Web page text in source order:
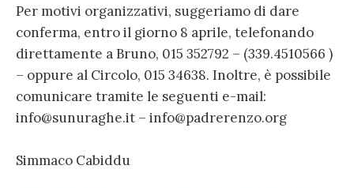
Per motivi organizzativi, suggeriamo di dare
conferma, entro il giorno 8 aprile, telefonando
direttamente a Bruno, 015 352792 – (339.4510566 )
– oppure al Circolo, 015 34638. Inoltre, è possibile
comunicare tramite le seguenti e-mail:
info@sunuraghe.it – info@padrerenzo.org
Simmaco Cabiddu